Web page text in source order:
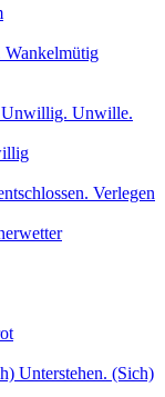
Wankelmütig
Unwillig. Unwille.
Verlegen
Unterstehen. (Sich)